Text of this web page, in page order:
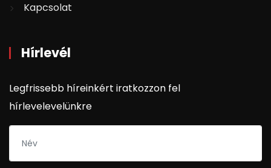
Kapcsolat
Hírlevél
Legfrissebb híreinkért iratkozzon fel
hírlevelevelünkre